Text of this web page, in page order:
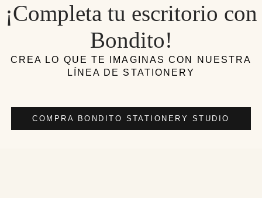
¡Completa tu escritorio con
Bondito!
CREA LO QUE TE IMAGINAS CON NUESTRA
LÍNEA DE STATIONERY
COMPRA BONDITO STATIONERY STUDIO